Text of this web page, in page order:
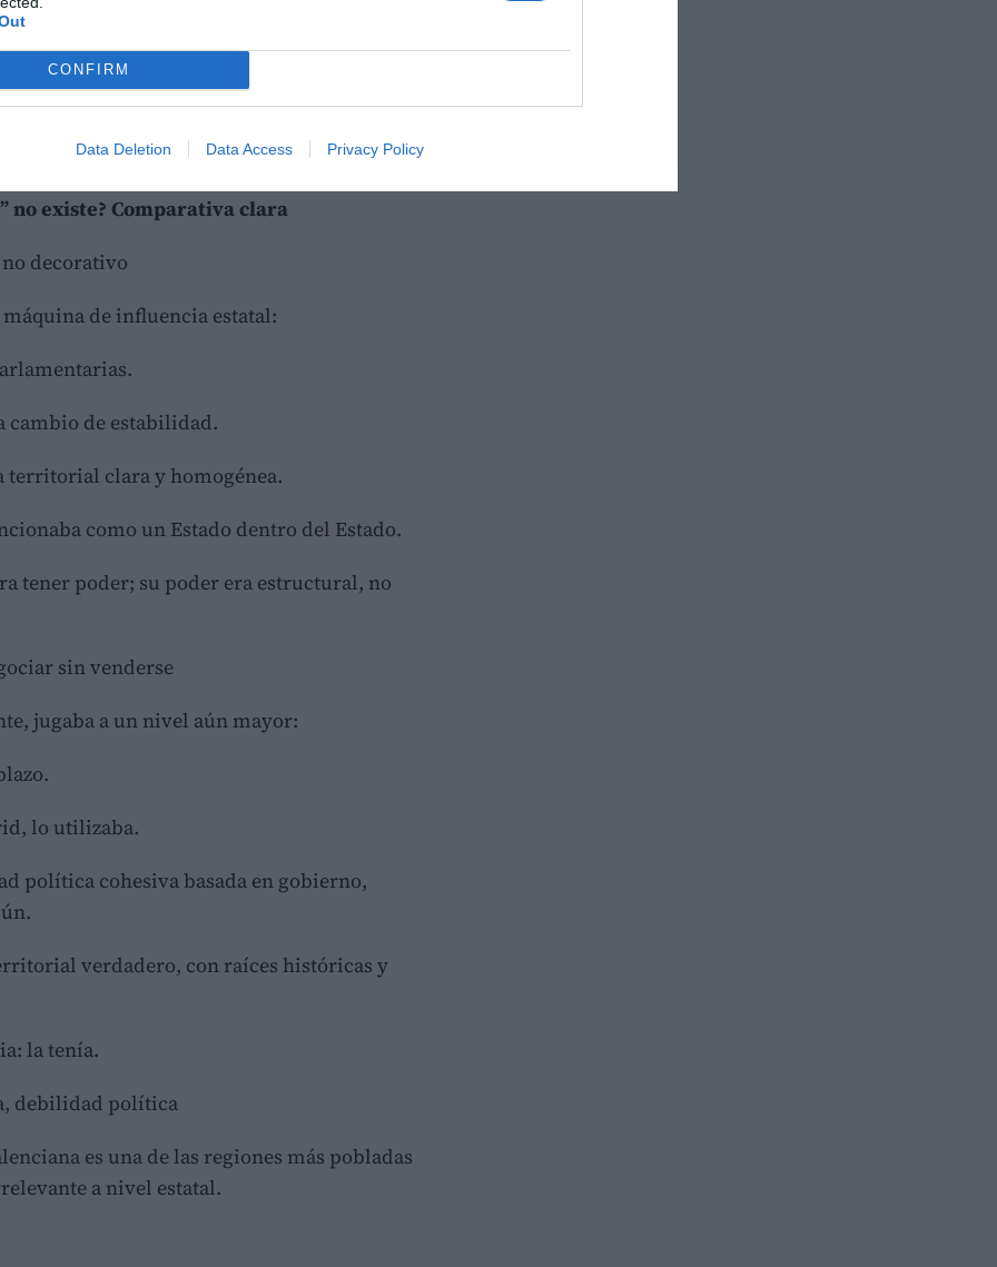
CONFIRM
Data Deletion Data Access Privacy Policy
había territorio, no había bloque, no
influencia se evaporó cuando dejó de
valenciano que se le puede atribuir es el
no existe? Comparativa clara
decorativo
de influencia estatal:
cambio de estabilidad.
territorial clara y homogénea.
como un Estado dentro del Estado.
tener poder; su poder era estructural, no
sin venderse
jugaba a un nivel aún mayor:
lo utilizaba.
política cohesiva basada en gobierno,
verdadero, con raíces históricas y
la tenía.
debilidad política
es una de las regiones más pobladas
a nivel estatal.